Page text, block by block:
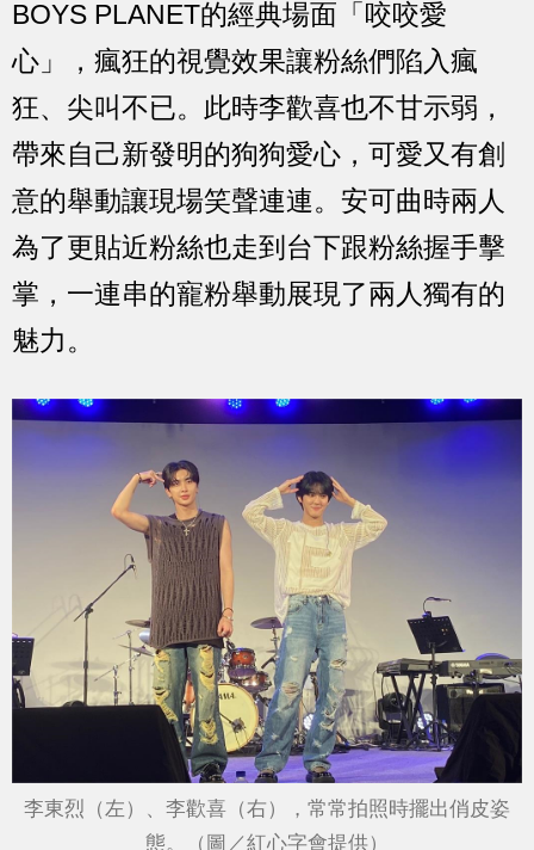
BOYS PLANET的經典場面「咬咬愛
心」，瘋狂的視覺效果讓粉絲們陷入瘋
狂、尖叫不已。此時李歡喜也不甘示弱，
帶來自己新發明的狗狗愛心，可愛又有創
意的舉動讓現場笑聲連連。安可曲時兩人
為了更貼近粉絲也走到台下跟粉絲握手擊
掌，一連串的寵粉舉動展現了兩人獨有的
魅力。
李東烈（左）、李歡喜（右），常常拍照時擺出俏皮姿
態。（圖／紅心字會提供）